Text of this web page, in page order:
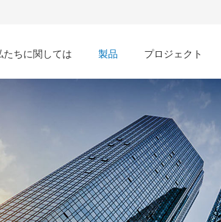
たちに関しては 製品 プロジェクト